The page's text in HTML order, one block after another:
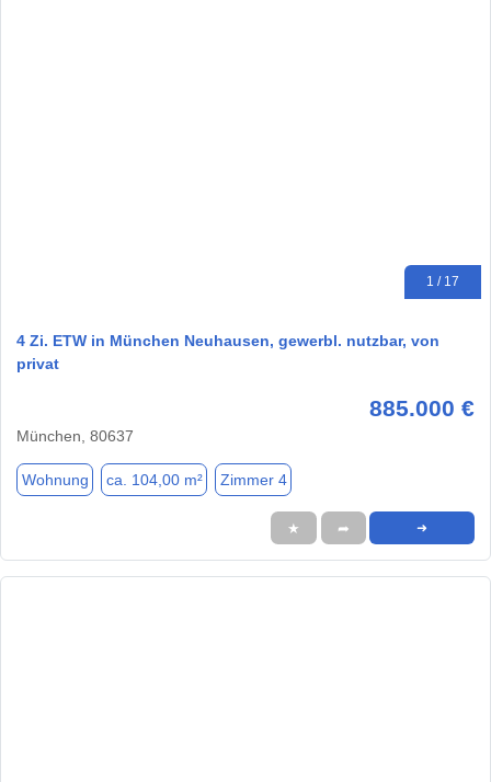
1 / 17
4 Zi. ETW in München Neuhausen, gewerbl. nutzbar, von
privat
885.000 €
München, 80637
Wohnung ca. 104,00 m² Zimmer 4
★ ➦ ➜